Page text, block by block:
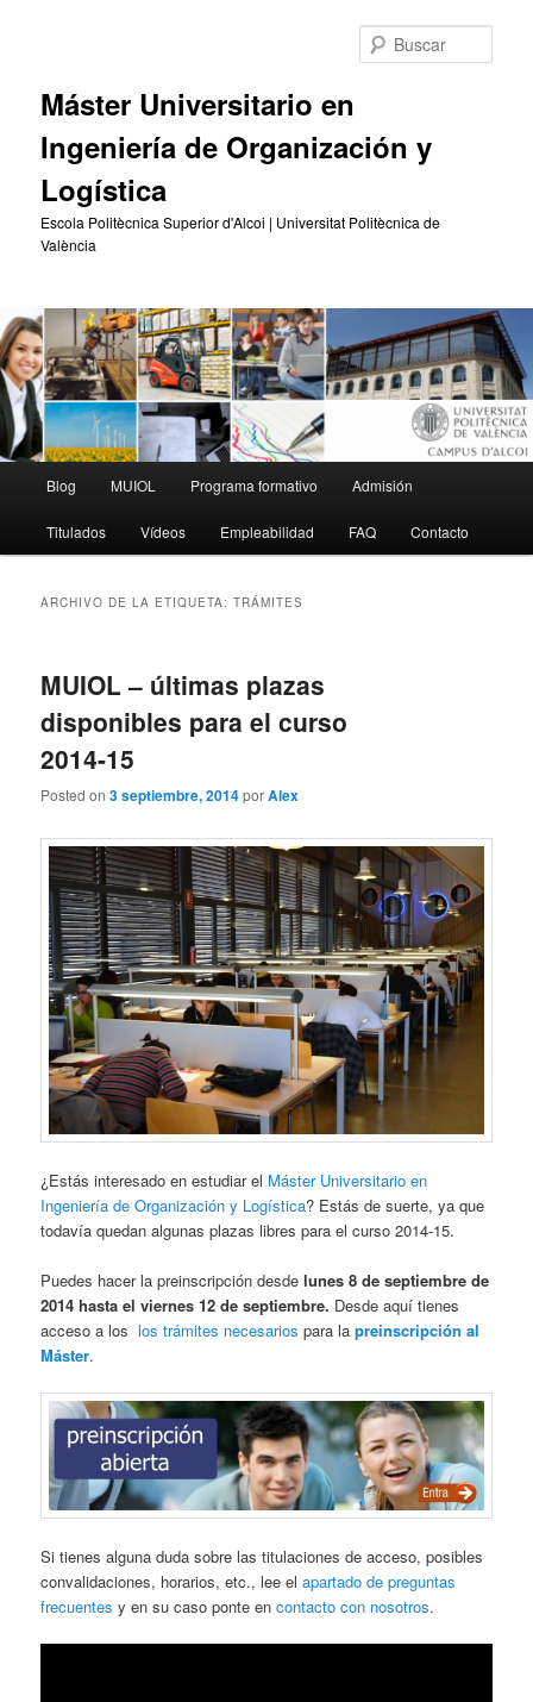
Máster Universitario en
Ingeniería de Organización y
Logística
Escola Politècnica Superior d'Alcoi | Universitat Politècnica de
València
principal
Blog MUIOL Programa formativo Admisión
Titulados Vídeos Empleabilidad FAQ Contacto
ARCHIVO DE LA ETIQUETA:TRÁMITES
MUIOL – últimas plazas
disponibles para el curso
2014-15
Posted on3 septiembre, 2014porAlex
¿Estás interesado en estudiar el Máster Universitario en
Ingeniería de Organización y Logística? Estás de suerte, ya que
todavía quedan algunas plazas libres para el curso 2014-15.
Puedes hacer la preinscripción desdelunes 8 de septiembre de
2014 hasta el viernes 12 de septiembre. Desde aquí tienes
acceso a loslos trámites necesarios para lapreinscripción al
Máster.
Si tienes alguna duda sobre las titulaciones de acceso, posibles
convalidaciones, horarios, etc., lee elapartado de preguntas
frecuentes y en su caso ponte encontacto con nosotros.